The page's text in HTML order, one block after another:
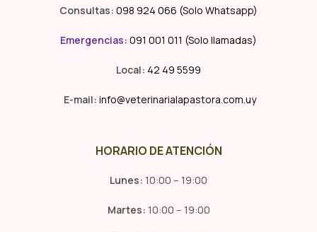
Consultas: 098 924 066 (Solo Whatsapp)
Emergencias: 091 001 011 (Solo llamadas)
Local: 42 49 5599
E-mail: info@veterinarialapastora.com.uy
HORARIO DE ATENCIÓN
Lunes: 10:00 – 19:00
Martes: 10:00 – 19:00